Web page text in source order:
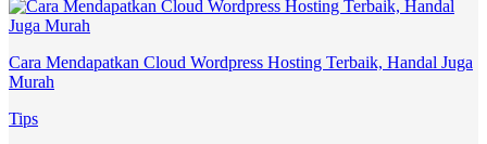
Cara Mendapatkan Cloud Wordpress Hosting Terbaik, Handal Juga
Murah
Tips